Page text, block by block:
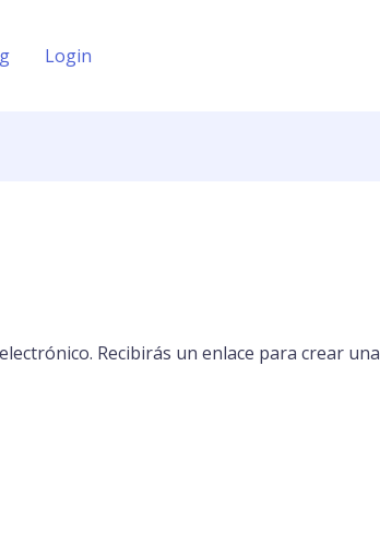
Login
Recibirás un enlace para crear una